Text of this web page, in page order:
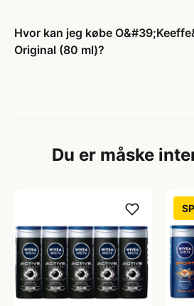
Hvor kan jeg købe
Original (80 ml)?
Du er måske